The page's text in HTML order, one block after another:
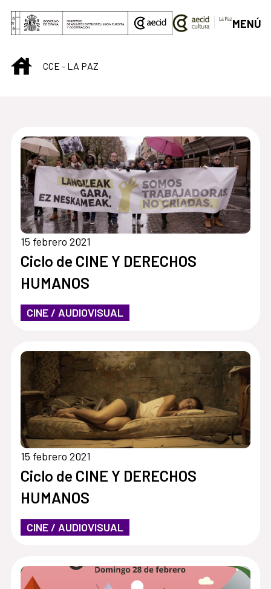
Saltar al contenido principal
MENÚ
INICIOCCE - LA PAZ
15 febrero 2021
Ciclo de CINE Y DERECHOS
HUMANOS
CINE / AUDIOVISUAL
15 febrero 2021
Ciclo de CINE Y DERECHOS
HUMANOS
CINE / AUDIOVISUAL